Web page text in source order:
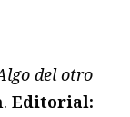
del otro
Editorial: